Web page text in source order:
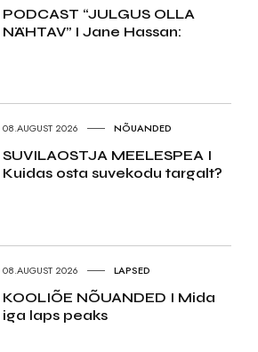
PODCAST “JULGUS OLLA
NÄHTAV” I Jane Hassan:
08.AUGUST 2026 NÕUANDED
SUVILAOSTJA MEELESPEA I
Kuidas osta suvekodu targalt?
08.AUGUST 2026 LAPSED
KOOLIÕE NÕUANDED I Mida
iga laps peaks